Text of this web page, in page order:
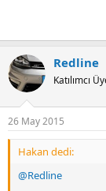
Redline
Katılımcı
26 May 2015
Hakan dedi:
@Redline